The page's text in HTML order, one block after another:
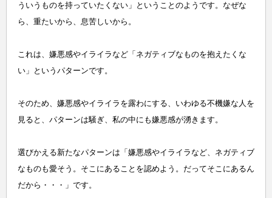
ういうものを持っていたくない」ということのようです。なぜな
ら、重たいから、息苦しいから。
これは、嫌悪感やイライラなど「ネガティブなものを抱えたくな
い」というパターンです。
そのため、嫌悪感やイライラを露わにする、いわゆる不機嫌な人を
見ると、パターンは騒ぎ、私の中にも嫌悪感が湧きます。
選びかえる新たなパターンは「嫌悪感やイライラなど、ネガティブ
なものも愛そう。そこにあることを認めよう。だってそこにあるん
だから・・・」です。